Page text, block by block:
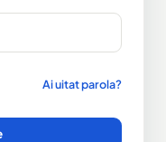
Ai uitat parola?